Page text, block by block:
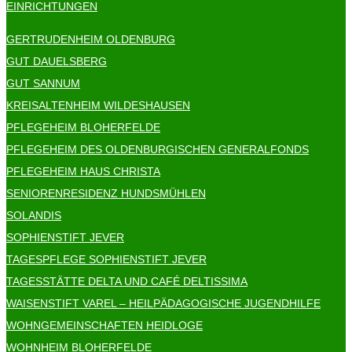
EINRICHTUNGEN
GERTRUDENHEIM OLDENBURG
GUT DAUELSBERG
GUT SANNUM
KREISALTENHEIM WILDESHAUSEN
PFLEGEHEIM BLOHERFELDE
PFLEGEHEIM DES OLDENBURGISCHEN GENERALFONDS
PFLEGEHEIM HAUS CHRISTA
SENIORENRESIDENZ HUNDSMÜHLEN
SOLANDIS
SOPHIENSTIFT JEVER
TAGESPFLEGE SOPHIENSTIFT JEVER
TAGESSTÄTTE DELTA UND CAFÉ DELTISSIMA
WAISENSTIFT VAREL – HEILPÄDAGOGISCHE JUGENDHILFE
WOHNGEMEINSCHAFTEN HEIDLOGE
WOHNHEIM BLOHERFELDE